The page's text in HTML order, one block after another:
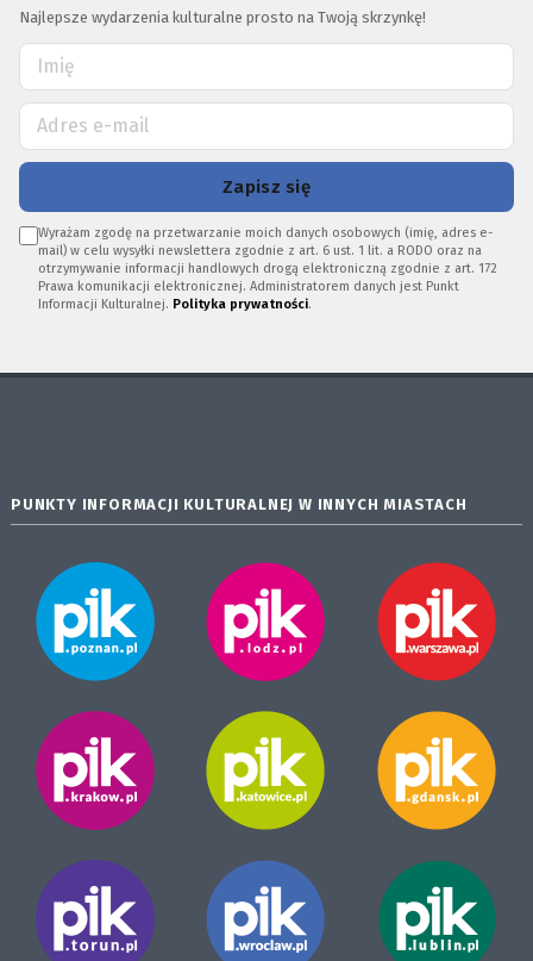
Najlepsze wydarzenia kulturalne prosto na Twoją skrzynkę!
Zapisz się
Wyrażam zgodę na przetwarzanie moich danych osobowych (imię, adres e-
mail) w celu wysyłki newslettera zgodnie z art. 6 ust. 1 lit. a RODO oraz na
otrzymywanie informacji handlowych drogą elektroniczną zgodnie z art. 172
Prawa komunikacji elektronicznej. Administratorem danych jest Punkt
Informacji Kulturalnej. Polityka prywatności.
PUNKTY INFORMACJI KULTURALNEJ W INNYCH MIASTACH